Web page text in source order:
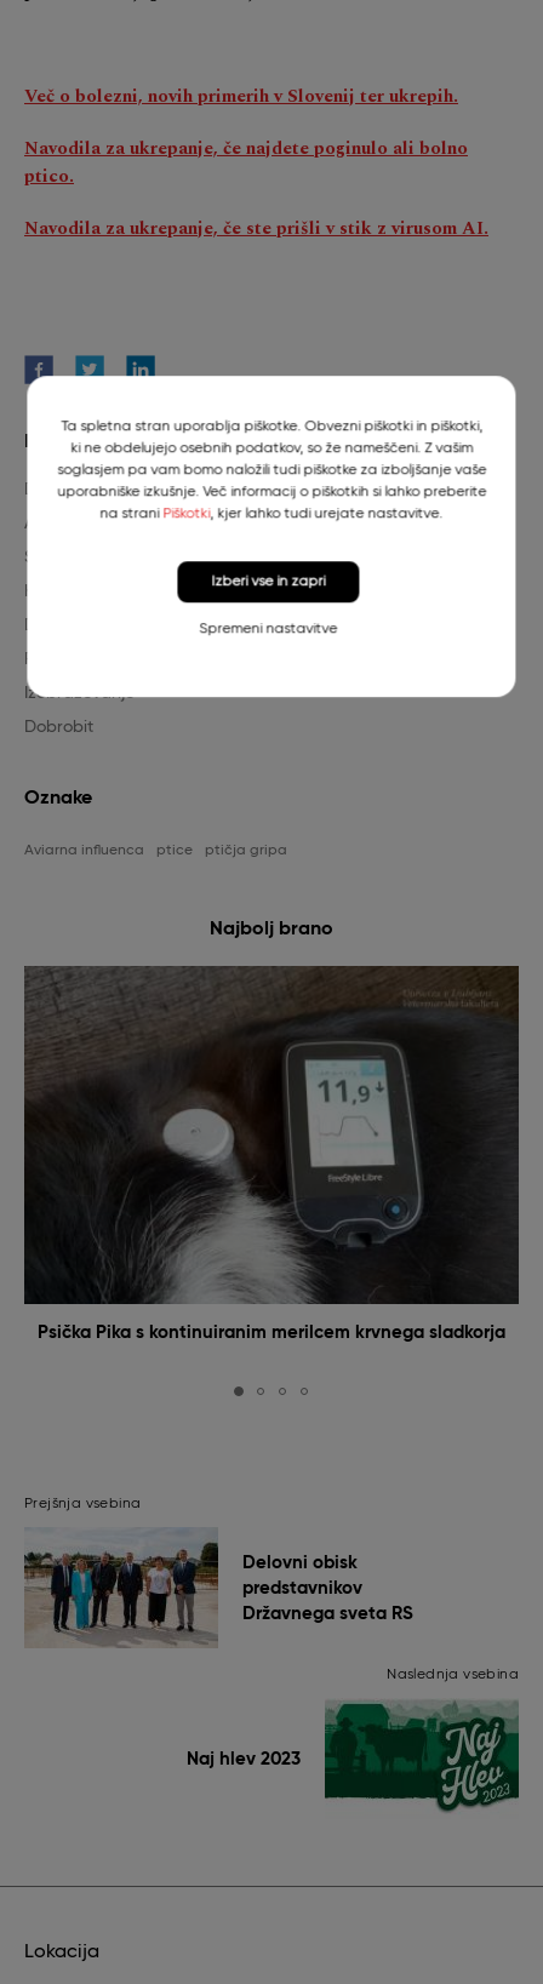
Več o bolezni, novih primerih v Slovenij ter ukrepih.
Navodila za ukrepanje, če najdete poginulo ali bolno
ptico.
Navodila za ukrepanje, če ste prišli v stik z virusom AI.
Dogodek
Aktualno
Strokovno
Izobraževanje
Dobrobit
Oznake
Aviarna influenca ptice ptičja gripa
Najbolj brano
Psička Pika s kontinuiranim merilcem krvnega sladkorja
Prejšnja vsebina
Delovni obisk
predstavnikov
Državnega sveta RS
Naslednja vsebina
Naj hlev 2023
Lokacija
Ta spletna stran uporablja piškotke. Obvezni piškotki in piškotki,
ki ne obdelujejo osebnih podatkov, so že nameščeni. Z vašim
soglasjem pa vam bomo naložili tudi piškotke za izboljšanje vaše
uporabniške izkušnje. Več informacij o piškotkih si lahko preberite
na strani Piškotki, kjer lahko tudi urejate nastavitve.
Spremeni nastavitve
Izberi vse in zapri